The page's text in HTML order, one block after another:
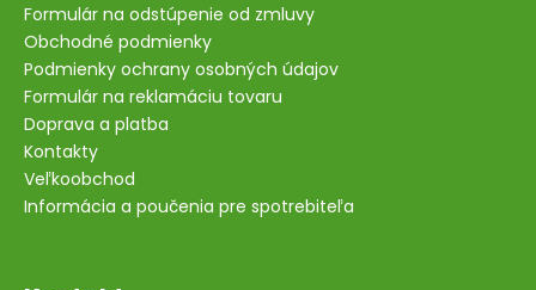
Formulár na odstúpenie od zmluvy
Obchodné podmienky
Podmienky ochrany osobných údajov
Formulár na reklamáciu tovaru
Doprava a platba
Kontakty
Veľkoobchod
Informácia a poučenia pre spotrebiteľa